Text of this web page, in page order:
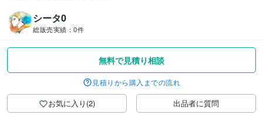
シータ0
総販売実績： 0件
無料で見積り相談
見積りから購入までの流れ
お気に入り(2) 出品者に質問